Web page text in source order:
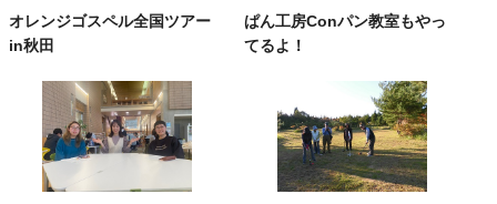
オレンジゴスペル全国ツアー
in秋田
ぱん工房Conパン教室もやっ
てるよ！